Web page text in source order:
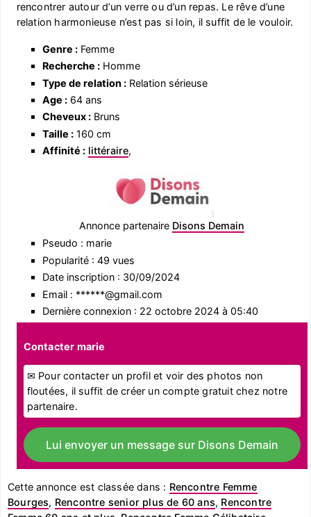
rencontrer autour d’un verre ou d’un repas. Le rêve d’une
relation harmonieuse n’est pas si loin, il suffit de le vouloir.
Genre :Femme
Recherche :Homme
Type de relation :Relation sérieuse
Age :64 ans
Cheveux :Bruns
Taille :160 cm
Affinité : littéraire,
Annonce partenaire Disons Demain
Pseudo : marie
Popularité : 49 vues
Date inscription : 30/09/2024
Email : ******@gmail.com
Dernière connexion : 22 octobre 2024 à 05:40
Contacter marie
✉ Pour contacter un profil et voir des photos non
floutées, il suffit de créer un compte gratuit chez notre
partenaire.
Lui envoyer un message sur Disons Demain
Cette annonce est classée dans : Rencontre Femme
Bourges, Rencontre senior plus de 60 ans, Rencontre